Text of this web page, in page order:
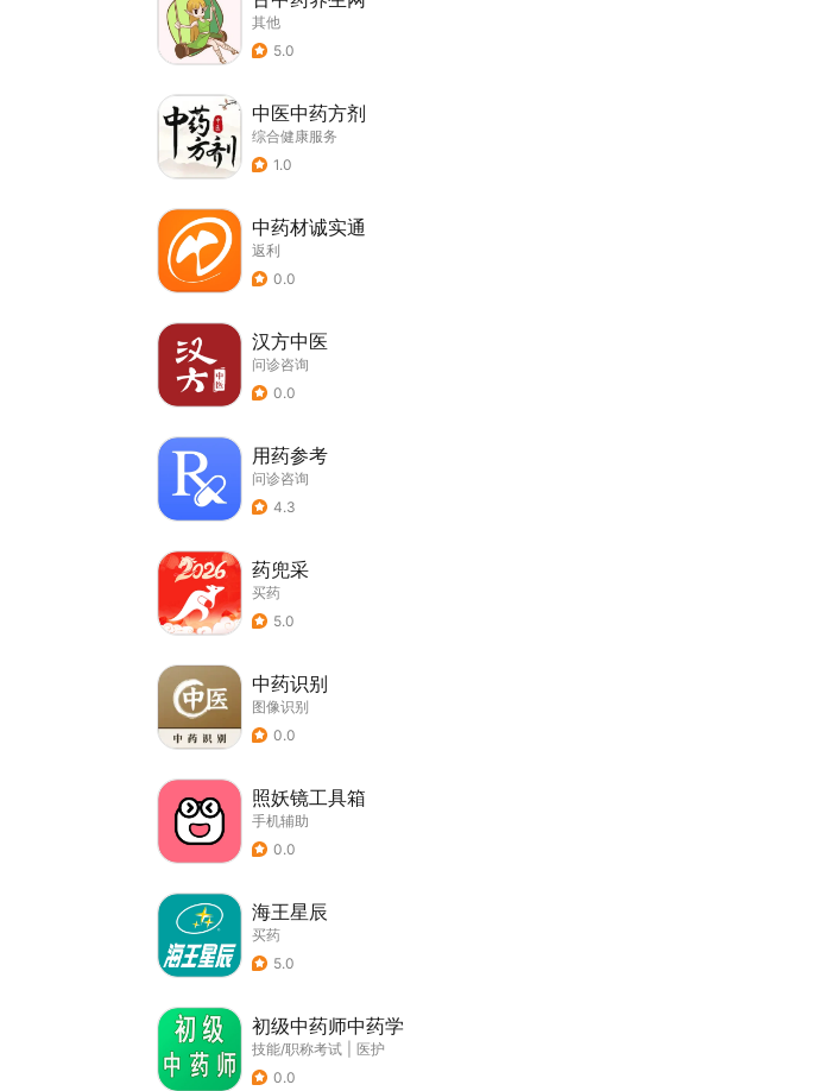
其他
5.0
中医中药方剂
综合健康服务
1.0
中药材诚实通
返利
0.0
汉方中医
问诊咨询
0.0
用药参考
问诊咨询
4.3
药兜采
买药
5.0
中药识别
图像识别
0.0
照妖镜工具箱
手机辅助
0.0
海王星辰
买药
5.0
初级中药师中药学
技能/职称考试
医护
0.0